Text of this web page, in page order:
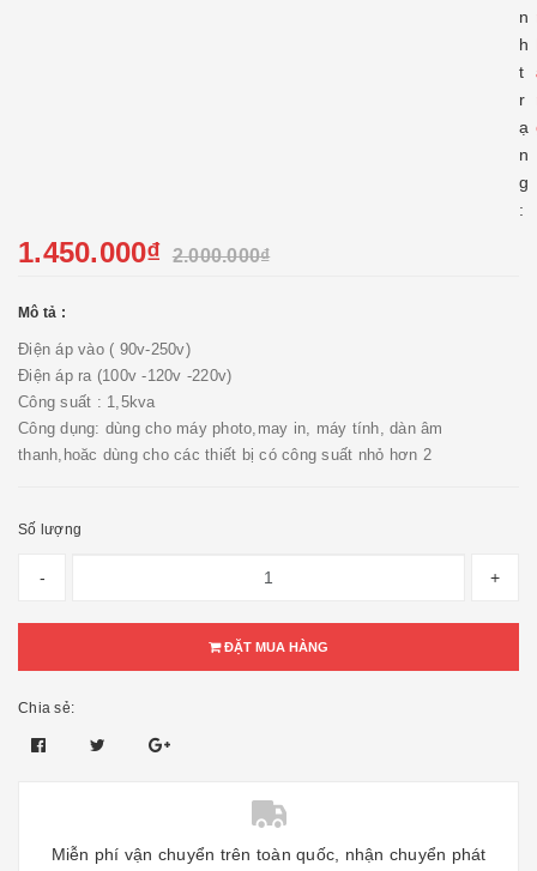
n
h
t
r
ạ
n
g
:
1.450.000₫ 2.000.000₫
Mô tả :
Điện áp vào ( 90v-250v)
Điện áp ra (100v -120v -220v)
Công suất : 1,5kva
Công dụng: dùng cho máy photo,may in, máy tính, dàn âm
thanh,hoăc dùng cho các thiết bị có công suất nhỏ hơn 2
Số lượng
- +
ĐẶT MUA HÀNG
Chia sẻ:
Miễn phí vận chuyển trên toàn quốc, nhận chuyển phát